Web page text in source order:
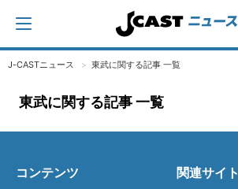
J-CASTニュース 東武に関する記事 一覧
東武に関する記事 一覧
コンテンツ 関連サイト